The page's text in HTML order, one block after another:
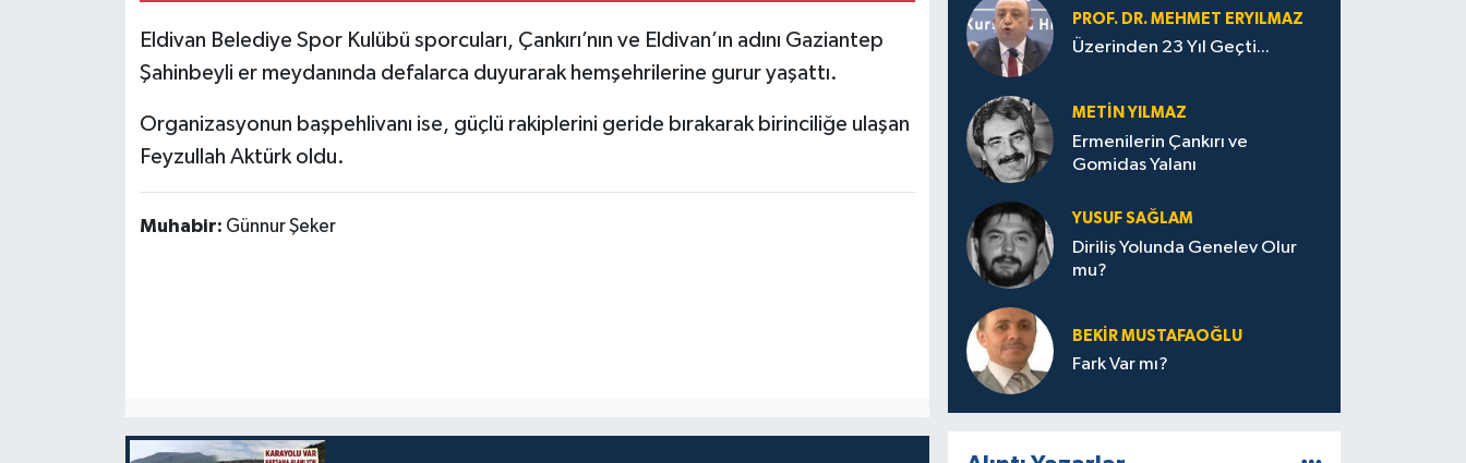
Eldivan Belediye Spor Kulübü sporcuları, Çankırı’nın ve Eldivan’ın adını Gaziantep
Şahinbeyli er meydanında defalarca duyurarak hemşehrilerine gurur yaşattı.
Organizasyonun başpehlivanı ise, güçlü rakiplerini geride bırakarak birinciliğe ulaşan
Feyzullah Aktürk oldu.
Muhabir: Günnur Şeker
PROF. DR. MEHMET ERYILMAZ
Üzerinden 23 Yıl Geçti...
METIN YILMAZ
Ermenilerin Çankırı ve
Gomidas Yalanı
YUSUF SAĞLAM
Diriliş Yolunda Genelev Olur
mu?
BEKIR MUSTAFAOĞLU
Fark Var mı?